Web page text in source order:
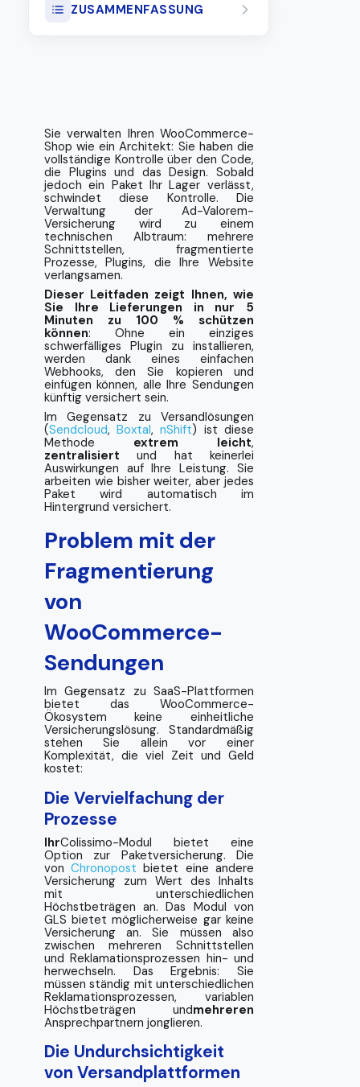
ZUSAMMENFASSUNG
Wie Sie Ihre WooCommerce-
Lieferungen versichern können
Universelle Paketversicherung für
alle Transportunternehmen
Versichern Sie Ihre
WooCommerce-Lieferungen ganz
einfach
Automatisieren Sie Ihre
WooCommerce-
Paketversicherung
❓ FAQ: WooCommerce-
Paketversicherung
Anhänge
Schritt-für-Schritt-Anleitung zur
Installation des Webhooks: Claisy
mit WooCommerce verbinden
Sie verwalten Ihren WooCommerce-
Shop wie ein Architekt: Sie haben die
vollständige Kontrolle über den Code,
die Plugins und das Design. Sobald
jedoch ein Paket Ihr Lager verlässt,
schwindet diese Kontrolle. Die
Verwaltung der Ad-Valorem-
Versicherung wird zu einem
technischen Albtraum: mehrere
Schnittstellen, fragmentierte
Prozesse, Plugins, die Ihre Website
verlangsamen.
Dieser Leitfaden zeigt Ihnen, wie
Sie Ihre Lieferungen in nur 5
Minuten zu 100 % schützen
können: Ohne ein einziges
schwerfälliges Plugin zu installieren,
werden dank eines einfachen
Webhooks, den Sie kopieren und
einfügen können, alle Ihre Sendungen
künftig versichert sein.
Im Gegensatz zu Versandlösungen
(Sendcloud,Boxtal,nShift) ist diese
Methode extrem leicht,
zentralisiert und hat keinerlei
Auswirkungen auf Ihre Leistung. Sie
arbeiten wie bisher weiter, aber jedes
Paket wird automatisch im
Hintergrund versichert.
Problem mit der
Fragmentierung
von
WooCommerce-
Sendungen
Im Gegensatz zu SaaS-Plattformen
bietet das WooCommerce-
Ökosystem keine einheitliche
Versicherungslösung. Standardmäßig
stehen Sie allein vor einer
Komplexität, die viel Zeit und Geld
kostet:
Die Vervielfachung der
Prozesse
IhrColissimo-Modul bietet eine
Option zur Paketversicherung. Die
vonChronopostbietet eine andere
Versicherung zum Wert des Inhalts
mit unterschiedlichen
Höchstbeträgen an. Das Modul von
GLS bietet möglicherweise gar keine
Versicherung an. Sie müssen also
zwischen mehreren Schnittstellen
und Reklamationsprozessen hin- und
herwechseln. Das Ergebnis: Sie
müssen ständig mit unterschiedlichen
Reklamationsprozessen, variablen
Höchstbeträgen undmehreren
Ansprechpartnern jonglieren.
Die Undurchsichtigkeit
von Versandplattformen